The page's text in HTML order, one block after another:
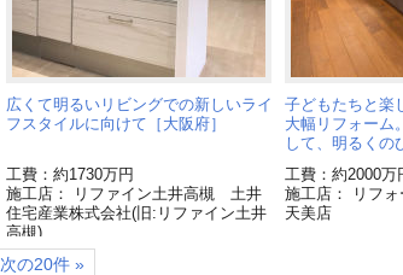
広くて明るいリビングでの新しいライ
フスタイルに向けて［大阪府］
工費：約1730万円
施工店： リファイン土井高槻 土井
住宅産業株式会社(旧:リファイン土井
高槻)
子どもたちと楽
大幅リフォーム
して、明るくの
工費：約2000万
施工店： リフ
天美店
次の20件 »